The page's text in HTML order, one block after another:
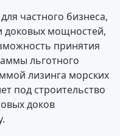
частного бизнеса,
доковых мощностей,
принятия
льготного
лизинга морских
под строительство
доков